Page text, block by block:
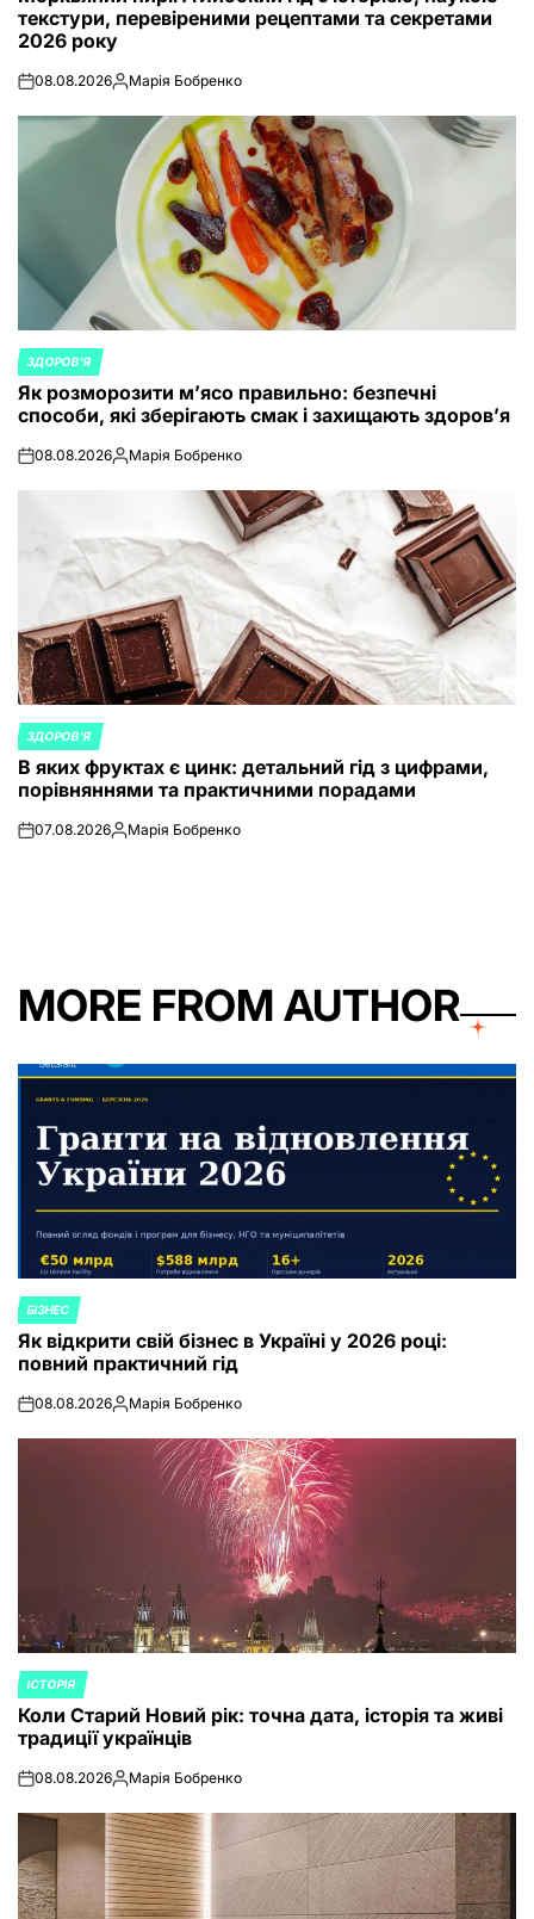
текстури, перевіреними рецептами та секретами
2026 року
on08.08.2026Posted
Марія Бобренко
POSTED
IN
ЗДОРОВ'Я
Як розморозити м’ясо правильно: безпечні
способи, які зберігають смак і захищають здоров’я
on08.08.2026Posted
Марія Бобренко
POSTED
IN
ЗДОРОВ'Я
В яких фруктах є цинк: детальний гід з цифрами,
порівняннями та практичними порадами
on07.08.2026Posted
Марія Бобренко
MORE FROM AUTHOR
POSTED
IN
БІЗНЕС
Як відкрити свій бізнес в Україні у 2026 році:
повний практичний гід
on08.08.2026Posted
Марія Бобренко
POSTED
IN
ІСТОРІЯ
Коли Старий Новий рік: точна дата, історія та живі
традиції українців
on08.08.2026Posted
Марія Бобренко